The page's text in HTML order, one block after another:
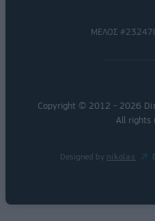
ΜΕΛΟΣ
Copyright © 2012 - 2026
All rights
Designed by nikolas